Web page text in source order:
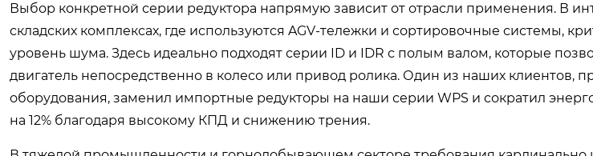
Выбор конкретной серии редуктора напрямую зависит от отрасли применения. В
складских комплексах, где используются AGV-тележки и сортировочные системы,
уровень шума. Здесь идеально подходят серии ID и IDR с полым валом, которые
двигатель непосредственно в колесо или привод ролика. Один из наших клиентов,
оборудования, заменил импортные редукторы на наши серии WPS и сократил
на 12% благодаря высокому КПД и снижению трения.